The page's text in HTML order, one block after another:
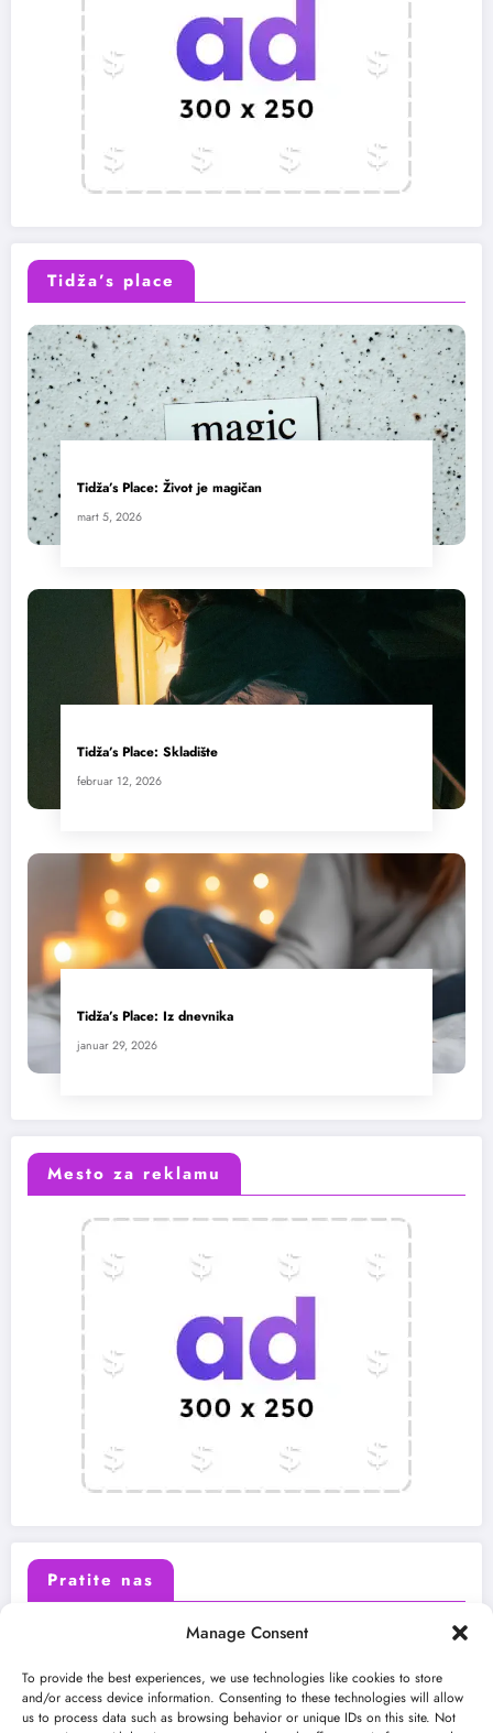
Manage Consent
To provide the best experiences, we use technologies like cookies to store
and/or access device information. Consenting to these technologies will allow
us to process data such as browsing behavior or unique IDs on this site. Not
Tidža’s place
Tidža’s Place: Život je magičan
mart 5, 2026
Tidža’s Place: Skladište
februar 12, 2026
Tidža’s Place: Iz dnevnika
januar 29, 2026
Mesto za reklamu
Pratite nas